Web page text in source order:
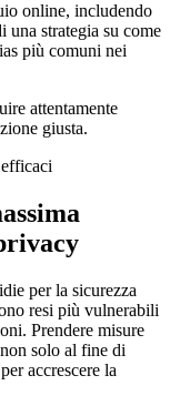
online, includendo
una strategia su come
più comuni nei
attentamente
giusta.
per la sicurezza
resi più vulnerabili
Prendere misure
solo al fine di
accrescere la